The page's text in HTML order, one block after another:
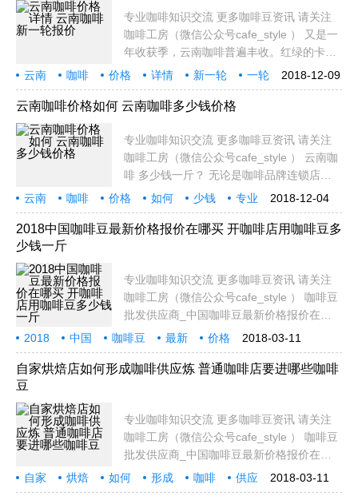
专业咖啡知识交流 更多咖啡豆资讯 请关注
咖啡工房（微信公众号cafe_style ） 又是一
年收获季，云南咖啡普遍丰收。红绿的卡蒂
姆咖啡鲜果垂满枝头，11月末的云南，咖啡
进入收获季。 据【产经观察】报道，云南咖
农收入逐年减少 ，今年比去年同期价格下降
2018-12-09
云南 咖啡 价格 详情 新一轮
一轮
报价
专业 知识
云南咖啡价格如何 云南咖啡多少钱价格
专业咖啡知识交流 更多咖啡豆资讯 请关注
咖啡工房（微信公众号cafe_style ） 云南咖
啡 多少钱一斤？ 无论是咖啡品牌连锁店，
还是独立咖啡馆，随便一杯意式咖啡都卖到
了30多元。对于大众消费饮品而言，这个价
格无疑属于中高价位了。那么作为咖啡主要
2018-12-04
云南 咖啡 价格 如何 少钱
专业
知识
交流 更多
2018中国咖啡豆最新价格报价在哪买 开咖啡店用咖啡豆多
少钱一斤
专业咖啡知识交流 更多咖啡豆资讯 请关注
咖啡工房（微信公众号cafe_style ） 咖啡豆
批发供应商_中国咖啡豆最新价格报价在哪
买_ 咖啡豆多少钱一斤 前街咖啡馆 电话：
020-38364473 网站：www.makecoffee.cn
地址：广州市越秀区达道路保安前街10号 精
2018-03-11
2018 中国 咖啡豆 最新
价格
报价
在哪 咖啡店 少钱
自家烘焙店如何形成咖啡供应炼 普通咖啡店要进哪些咖啡
豆
专业咖啡知识交流 更多咖啡豆资讯 请关注
咖啡工房（微信公众号cafe_style ） 咖啡豆
批发供应商_中国咖啡豆最新价格报价在哪
买_ 咖啡豆多少钱一斤 咖啡供应链 有想过您
杯中香气诱人的咖啡是怎么来的吗？一颗咖
2018-03-11
自家 烘焙 如何 形成 咖啡
供应
普通
咖啡店 哪些